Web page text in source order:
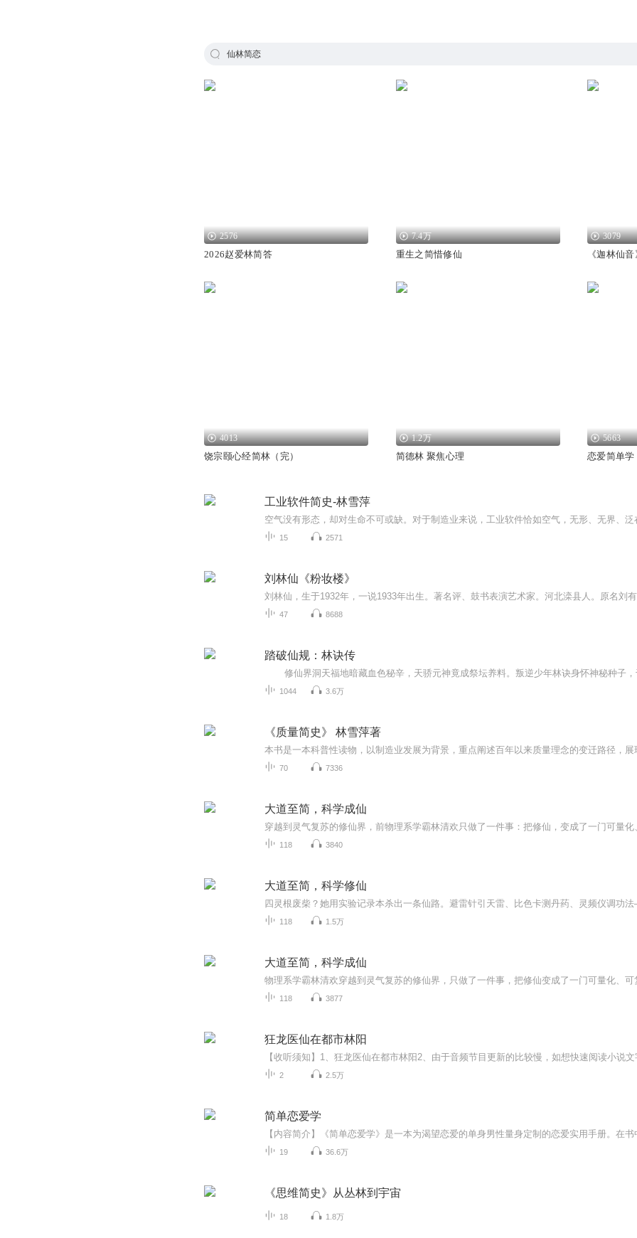
仙林简恋
2576
2026赵爱林简答
7.4万
重生之简惜修仙
3079
《迦林仙音
4013
饶宗颐心经简林（完）
1.2万
简德林 聚焦心理
5663
恋爱简单学
工业软件简史-林雪萍
15 2571
刘林仙《粉妆楼》
47 8688
踏破仙规：林诀传
1044 3.6万
《质量简史》 林雪萍著
70 7336
大道至简，科学成仙
118 3840
大道至简，科学修仙
118 1.5万
大道至简，科学成仙
118 3877
狂龙医仙在都市林阳
2 2.5万
简单恋爱学
19 36.6万
《思维简史》从丛林到宇宙
18 1.8万